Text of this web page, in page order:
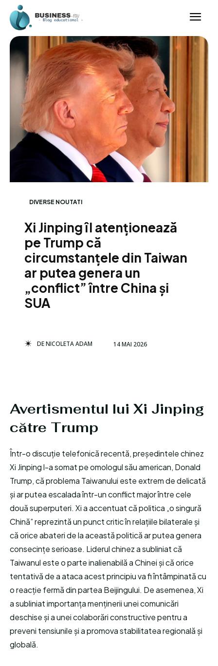
DIVERSE NOUTATI
Xi Jinping îl atenționează
pe Trump că
circumstanțele din Taiwan
ar putea genera un
„conflict” între China și
SUA
DENICOLETA ADAM 14 MAI 2026
Avertismentul lui Xi Jinping
către Trump
Într-o discuție telefonică recentă, președintele chinez
Xi Jinping l-a somat pe omologul său american, Donald
Trump, că problema Taiwanului este extrem de delicată
și ar putea escalada într-un conflict major între cele
două superputeri. Xi a accentuat că politica „o singură
Chină” reprezintă un punct critic în relațiile bilaterale și
că orice abateri de la această politică ar putea genera
consecințe serioase. Liderul chinez a subliniat că
Taiwanul este o parte inalienabilă a Chinei și că orice
tentativă de a ataca acest principiu va fi întâmpinată cu
o reacție fermă din partea Beijingului. De asemenea, Xi
a subliniat importanța menținerii unei comunicări
deschise și a unei colaborări constructive pentru a
preveni tensiunile și a promova stabilitatea regională și
globală.